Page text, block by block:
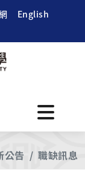
English
公告 職缺訊息